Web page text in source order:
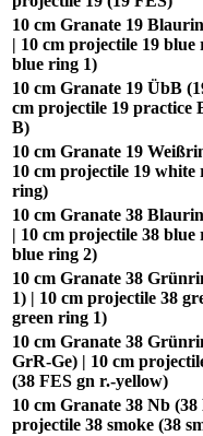
10 cm Granate 19
| 10 cm projectile 19 blue
blue ring 1)
10 cm Granate 19 ÜbB
cm projectile 19 practice
B)
10 cm Granate 19
10 cm projectile 19
ring)
10 cm Granate 38
| 10 cm projectile 38 blue
blue ring 2)
10 cm Granate 38
1) | 10 cm projectile 38
green ring 1)
10 cm Granate 38
GrR-Ge) | 10 cm
(38 FES gn r.-yellow)
10 cm Granate 38 Nb
projectile 38 smoke (38